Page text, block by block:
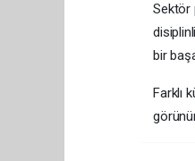
Sektör
bir
Farklı